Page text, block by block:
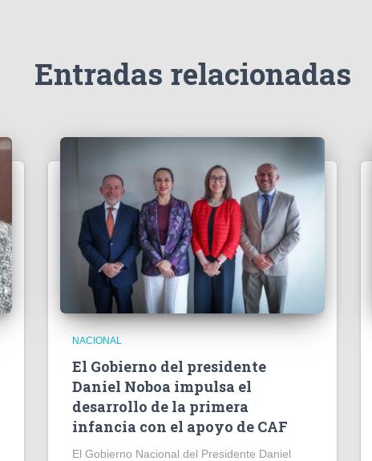
Entradas relacionadas
NACIONAL
El Gobierno del presidente
Daniel Noboa impulsa el
desarrollo de la primera
infancia con el apoyo de CAF
El Gobierno Nacional del Presidente Daniel